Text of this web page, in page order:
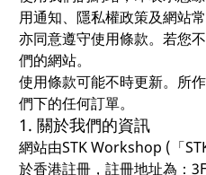
用通知、隱私權政策及網站
亦同意遵守使用條款。若您
們的網站。
使用條款可能不時更新。所
們下的任何訂單。
1. 關於我們的資訊
網站由STK Workshop (「
於香港註冊，註冊地址為：